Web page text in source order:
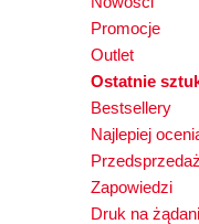
Promocje
Outlet
Ostatnie
Bestsellery
Najlepiej
Przedsprzedaż
Zapowiedzi
Druk na